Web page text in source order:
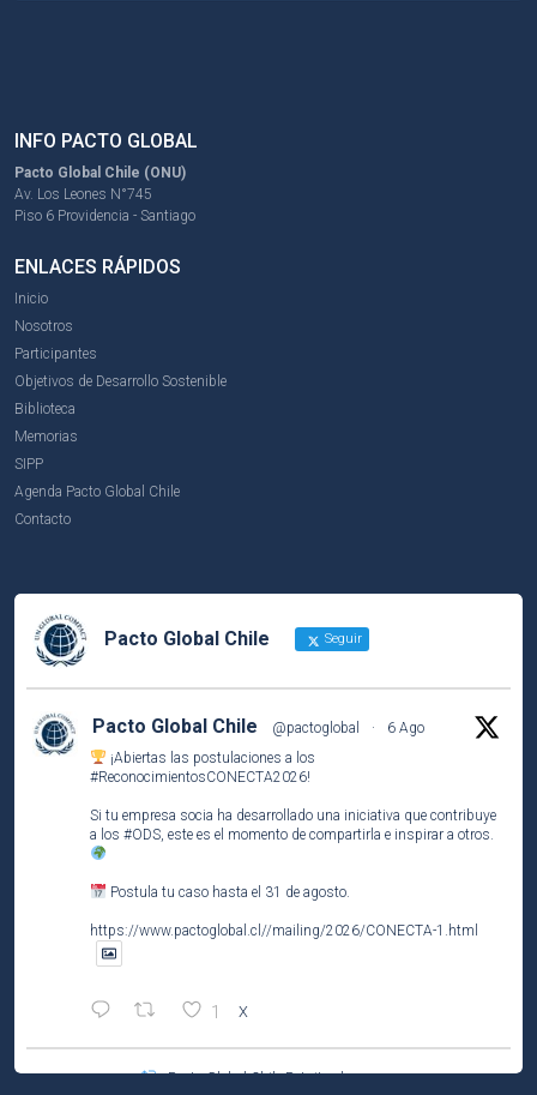
INFO PACTO GLOBAL
Pacto Global Chile (ONU)
Av. Los Leones N°745
Piso 6 Providencia - Santiago
ENLACES RÁPIDOS
Inicio
Nosotros
Participantes
Objetivos de Desarrollo Sostenible
Biblioteca
Memorias
SIPP
Agenda Pacto Global Chile
Contacto
Pacto Global Chile Seguir
Pacto Global Chile @pactoglobal ·
6 Ago
¡Abiertas las postulaciones a los
#ReconocimientosCONECTA2026!
Si tu empresa socia ha desarrollado una iniciativa que contribuye
a los #ODS , este es el momento de compartirla e inspirar a otros.
Postula tu caso hasta el 31 de agosto.
https://www.pactoglobal.cl//mailing/2026/CONECTA-1.html
1 X
Pacto Global Chile Retuiteado